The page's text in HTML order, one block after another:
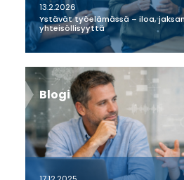
13.2.2026
Ystävät työelämässä – iloa,
yhteisöllisyyttä
Blogi